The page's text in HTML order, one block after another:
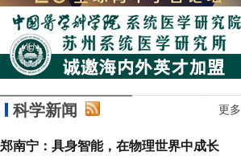
科学新闻 更多
郑南宁：具身智能，在物理世界中成长